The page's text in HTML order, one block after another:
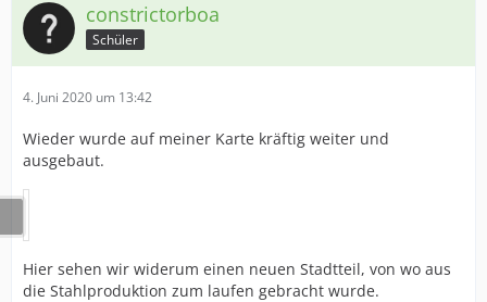
constrictorboa
Schüler
4. Juni 2020 um 13:42
Wieder wurde auf meiner Karte kräftig weiter und
ausgebaut.
Hier sehen wir widerum einen neuen Stadtteil, von wo aus
die Stahlproduktion zum laufen gebracht wurde.